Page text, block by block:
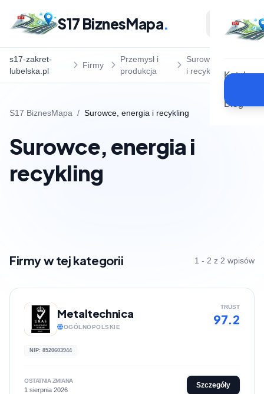
S17 BiznesMapa.
Katalog
Blog
s17-zakret-
lubelska.pl
Firmy
Przemysł i
produkcja
Surowce, energia
i recykling
S17 BiznesMapa / Surowce, energia i recykling
Surowce, energia i
recykling
Firmy w tej kategorii 1 - 2 z 2 wpisów
Metaltechnica
OGÓLNOPOLSKIE
TRUST
97.2
NIP: 8520603944
OSTATNIA ZMIANA
1 sierpnia 2026
Szczegóły